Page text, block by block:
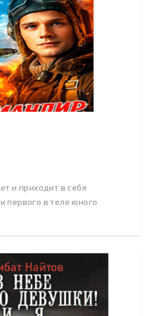
и приходит в себя
первого в теле юного